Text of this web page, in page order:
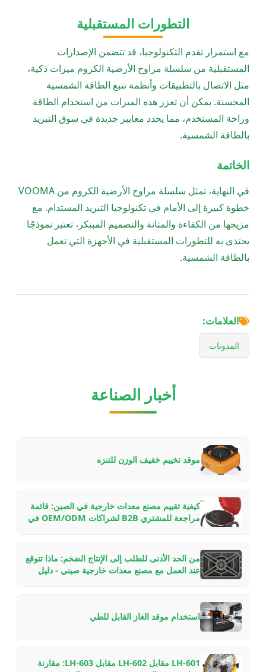
التطورات المستقبلية
مع استمرار تقدم التكنولوجيا، قد تتضمن الإصدارات
المستقبلية من سلسلة مراوح الأرضية الكروم ميزات ذكية،
مثل الاتصال بالتطبيقات وأنظمة تتبع الطاقة الشمسية
المحسنة. يمكن أن تعزز هذه الميزات من استخدام الطاقة
وراحة المستخدم، مما يحدد معايير جديدة في سوق التبريد
بالطاقة الشمسية.
الخاتمة
في النهاية، تمثل سلسلة مراوح الأرضية الكروم من VOOMA
خطوة كبيرة إلى الأمام في تكنولوجيا التبريد المستدام. مع
مزيجها من الكفاءة والمتانة والتصميم المبتكر، تعتبر نموذجًا
يحتذى به للتطورات المستقبلية في الأجهزة التي تعمل
بالطاقة الشمسية.
العلامات:
المدونات
أخبار الصناعة
موقد تخييم خفيف الوزن للتنزه
كيفية تقييم مصنع معدات خارجية في الصين: قائمة
مراجعة للمشتري B2B لشراكات OEM/ODM في
من الحد الأدنى للطلب إلى الإنتاج الضخم: ماذا تتوقع
عند العمل مع مصنع معدات خارجية صيني - دليل
استخدام موقد الغاز القابل للطي
LH-601 مقابل LH-602 مقابل LH-603: مقارنة